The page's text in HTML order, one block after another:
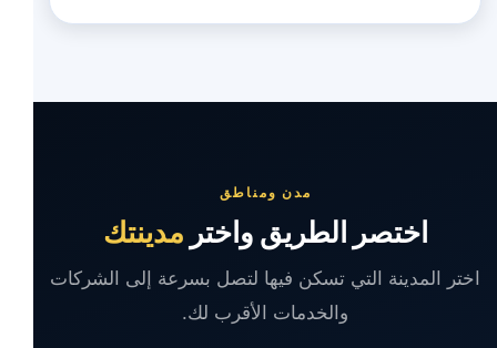
مدن ومناطق
اختصر الطريق واختر مدينتك
اختر المدينة التي تسكن فيها لتصل بسرعة إلى الشركات
والخدمات الأقرب لك.